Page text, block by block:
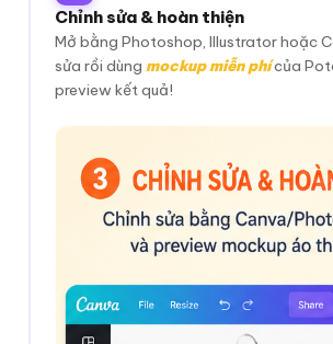
Chỉnh sửa & hoàn thiện
Mở bằng Photoshop, Illustrator hoặc
sửa rồi dùng mockup miễn phícủa
preview kết quả!